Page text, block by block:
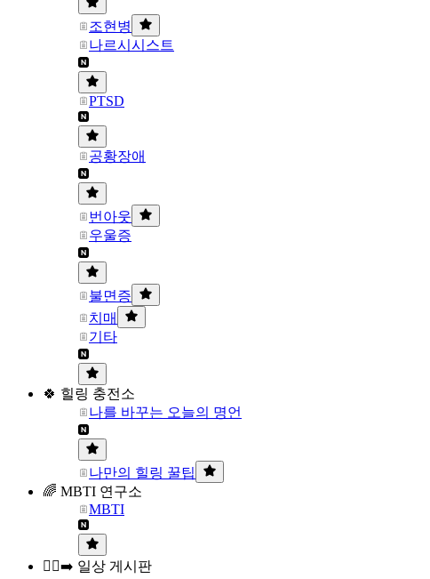
조현병
나르시시스트
PTSD
공황장애
번아웃
우울증
불면증
치매
기타
🍀 힐링 충전소
나를 바꾸는 오늘의 명언
나만의 힐링 꿀팁
🌈 MBTI 연구소
MBTI
🏃‍♀️‍➡️ 일상 게시판